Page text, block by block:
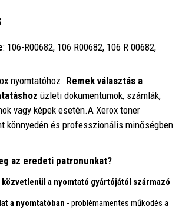
: 106-R00682, 106 R00682, 106 R 00682,
nyomtatóhoz. Remek választás a
üzleti dokumentumok, számlák,
vagy képek esetén.A Xerox toner
könnyedén és professzionális minőségben
az eredeti patronunkat?
közvetlenül a nyomtató gyártójától származó
a nyomtatóban - problémamentes működés a